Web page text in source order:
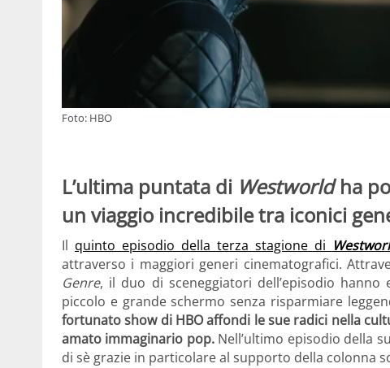
Foto: HBO
L’ultima puntata di Westworldha
un viaggio incredibile tra iconici
Il quinto episodio della terza stagione di
attraverso i maggiori generi cinematografici.
Genre, il duo di sceneggiatori dell’episodio
piccolo e grande schermo senza risparmiare
fortunato show di HBO affondi le sue radici nella
amato immaginario pop.Nell’ultimo episodio della
di sè grazie in particolare al supporto della colonna